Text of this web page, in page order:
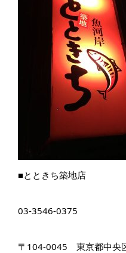
■とときち築地店
03-3546-0375
〒104-0045 東京都中央